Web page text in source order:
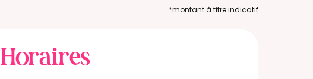
*montant à titre indicatif
Horaires